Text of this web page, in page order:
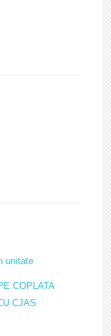
unitate
COPLATA
CJAS